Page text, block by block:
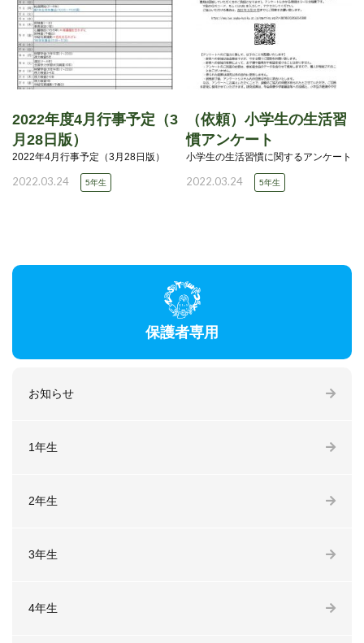
2022年度4月行事予定（3
月28日版）
2022年4月行事予定（3月28日版）
2022.03.24 5年生
（依頼）小学生の生活習
慣アンケート
小学生の生活習慣に関するアンケート
2022.03.24 5年生
保護者専用
お知らせ
1年生
2年生
3年生
4年生